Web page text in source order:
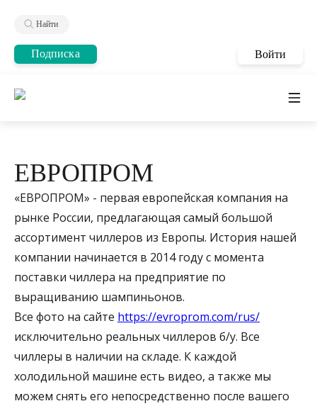
Найти
Подписка Войти
ЕВРОПРОМ
«ЕВРОПРОМ» - первая европейская компания на
рынке России, предлагающая самый большой
ассортимент чиллеров из Европы. История нашей
компании начинается в 2014 году с момента
поставки чиллера на предприятие по
выращиванию шампиньонов.
Все фото на сайте https://evroprom.com/rus/
исключительно реальных чиллеров б/у. Все
чиллеры в наличии на складе. К каждой
холодильной машине есть видео, а также мы
можем снять его непосредственно после вашего